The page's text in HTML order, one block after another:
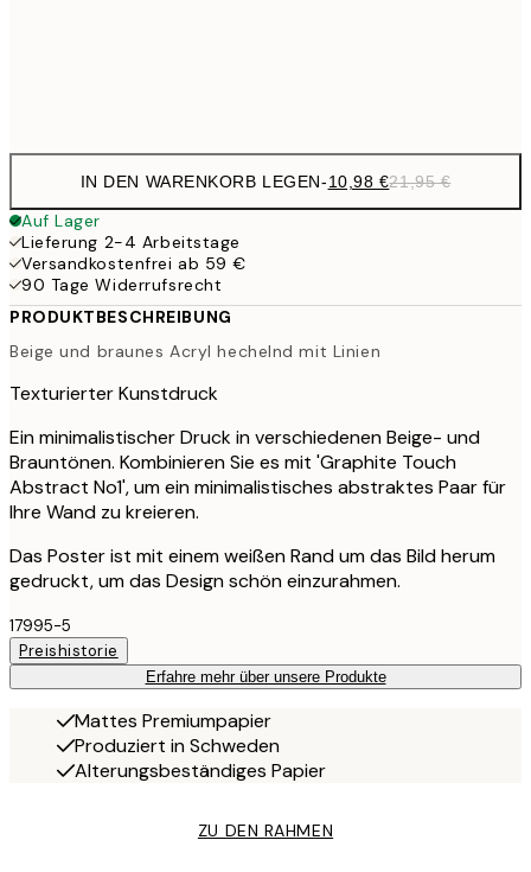
IN DEN WARENKORB LEGEN-10,98 €21,95 €
Auf Lager
Lieferung 2-4 Arbeitstage
Versandkostenfrei ab 59 €
90 Tage Widerrufsrecht
PRODUKTBESCHREIBUNG
Beige und braunes Acryl hechelnd mit Linien
Texturierter Kunstdruck
Ein minimalistischer Druck in verschiedenen Beige- und
Brauntönen. Kombinieren Sie es mit 'Graphite Touch
Abstract No1', um ein minimalistisches abstraktes Paar für
Ihre Wand zu kreieren.
Das Poster ist mit einem weißen Rand um das Bild herum
gedruckt, um das Design schön einzurahmen.
17995-5
Preishistorie
Erfahre mehr über unsere Produkte
Mattes Premiumpapier
Produziert in Schweden
Alterungsbeständiges Papier
ZU DEN RAHMEN